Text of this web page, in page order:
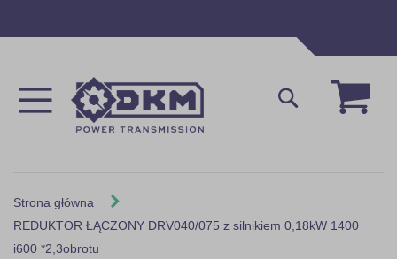
Mój
Szukaj
Strona główna
REDUKTOR ŁĄCZONY DRV040/075 z silnikiem 0,18kW 1400
i600 *2,3obrotu